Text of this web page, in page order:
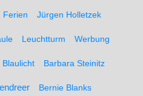
Ferien Jürgen Holletzek
Leuchtturm Werbung
Blaulicht Barbara Steinitz
Bernie Blanks